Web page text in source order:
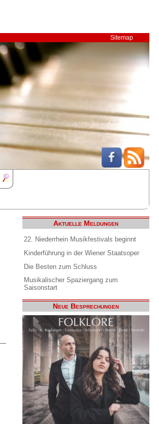
Sitemap
Aktuelle Meldungen
22. Niederrhein Musikfestivals beginnt
Kinderführung in der Wiener Staatsoper
Die Besten zum Schluss
Musikalischer Spaziergang zum
Saisonstart
Neue Besprechungen